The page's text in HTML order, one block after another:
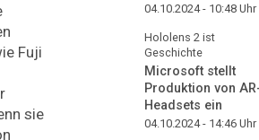
Fuji
sie
04.10.2024 - 10:48 Uhr
Hololens 2 ist
Geschichte
Microsoft stellt
Produktion von
Headsets ein
04.10.2024 - 14:46 Uhr